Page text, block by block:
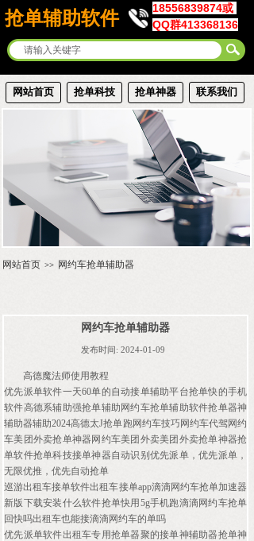
抢单辅助软件
18556839874或
QQ群413368136
网站首页 抢单科技 抢单神器 联系我们
网站首页 >> 网约车抢单辅助器
网约车抢单辅助器
发布时间: 2024-01-09
高德魔法师使用教程
优先派单软件一天60单的自动接单辅助平台抢单快的手机
软件高德系辅助强抢单辅助网约车抢单辅助软件抢单器神
辅助器辅助2024高德太J抢单跑网约车技巧网约车代驾网约
车美团外卖抢单神器网约车美团外卖美团外卖抢单神器抢
单软件抢单科技接单神器自动识别优先派单，优先派单，
无限优推，优先自动抢单
巡游出租车接单软件出租车接单app滴滴网约车抢单加速器
新版下载安装什么软件抢单快用5g手机跑滴滴网约车抢单
回快吗出租车也能接滴滴网约车的单吗
优先派单软件出租车专用抢单器聚的接单神辅助器抢单神